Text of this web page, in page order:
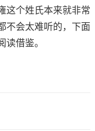
这个姓氏本来就非常
不会太难听的，下面
读借鉴。